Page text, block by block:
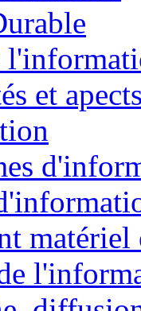
et
matériel